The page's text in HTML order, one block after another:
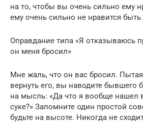
на то, чтобы вы очень сильно ему
ему очень сильно не нравится
Оправдание типа «Я отказываюсь
он меня бросил»
Мне жаль, что он вас бросил.
вернуть его, вы наводите бывшего
на мысль: «Да что я вообще нашел
суке?» Запомните один простой
будьте на высоте. Никогда не